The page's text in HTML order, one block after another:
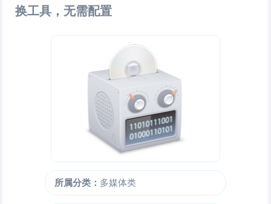
换工具，无需配置
所属分类： 多媒体类